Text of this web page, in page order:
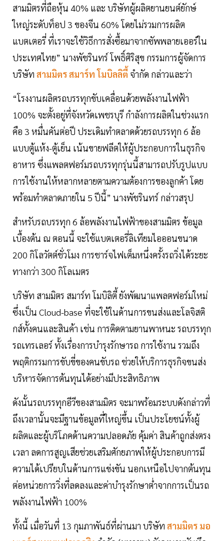
สามมิตรที่ถือหุ้น 40% และ บริษัทผู้ผลิตยานยนต์ยักษ์
ใหญ่ระดับท็อป 3 ของจีน 60% โดยไม่รวมการผลิต
แบตเตอรี่ ที่เราจะใช้วิธีการสั่งซื้อมาจากซัพพลายเออร์ใน
ประเทศไทย” นางพัชรินทร์ โพธิ์ศิริสุข กรรมการผู้จัดการ
บริษัท สามมิตร สมาร์ท โมบิลลิตี้ จำกัด กล่าวและว่า
“โรงงานผลิตรถบรรทุกขับเคลื่อนด้วยพลังงานไฟฟ้า
100% จะตั้งอยู่ที่จังหวัดเพชรบุรี กำลังการผลิตในช่วงแรก
คือ 3 หมื่นคันต่อปี ประเดิมทำตลาดด้วยรถบรรทุก 6 ล้อ
แบบตู้แห้ง-ตู้เย็น เน้นขายฟลีตให้ผู้ประกอบการในธุรกิจ
อาหาร ซึ่งแพลตฟอร์มรถบรรทุกรุ่นนี้สามารถปรับรูปแบบ
การใช้งานให้หลากหลายตามความต้องการของลูกค้า โดย
พร้อมทำตลาดภายใน 5 ปีนี้” นางพัชรินทร์ กล่าวสรุป
สำหรับรถบรรทุก 6 ล้อพลังงานไฟฟ้าของสามมิตร ข้อมูล
เบื้องต้น ณ ตอนนี้ จะใช้แบตเตอรี่ลิเทียมไอออนขนาด
200 กิโลวัตต์ชั่วโมง การชาร์จไฟเต็มหนึ่งครั้งรถวิ่งได้ระยะ
ทางกว่า 300 กิโลเมตร
บริษัท สามมิตร สมาร์ท โมบิลิตี้ ยังพัฒนาแพลตฟอร์มใหม่
ซึ่งเป็น Cloud-base ที่จะใช้ในด้านการขนส่งและโลจิสติ
กส์ทั้งคนและสินค้า เช่น การติดตามยานพาหนะ รถบรรทุก
รถเทรเลอร์ ทั้งเรื่องการบำรุงรักษารถ การใช้งาน รวมถึง
พฤติกรรมการขับขี่ของคนขับรถ ช่วยให้บริการธุรกิจขนส่ง
บริหารจัดการต้นทุนได้อย่างมีประสิทธิภาพ
ดังนั้นรถบรรทุกอีวีของสามมิตร จะมาพร้อมระบบดังกล่าวที่
ถึงเวลานั้นจะมีฐานข้อมูลที่ใหญ่ขึ้น เป็นประโยชน์ทั้งผู้
ผลิตและผู้บริโภคด้านความปลอดภัย คุ้มค่า สินค้าถูกส่งตรง
เวลา ลดการสูญเสียช่วยเสริมศักยภาพให้ผู้ประกอบการมี
ความได้เปรียบในด้านการแข่งขัน นอกเหนือไปจากต้นทุน
ต่อหน่วยการวิ่งที่ลดลงและค่าบำรุงรักษาตํ่าจากการเป็นรถ
พลังงานไฟฟ้า 100%
ทั้งนี้ เมื่อวันที่ 13 กุมภาพันธ์ที่ผ่านมา บริษัท สามมิตร มอ